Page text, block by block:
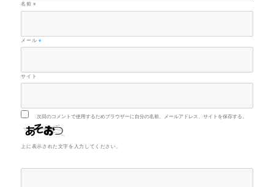
名前※
メール ※
サイト
次回のコメントで使用するためブラウザーに自分の名前、メールアドレス、サイトを保存する。
上に表示された文字を入力してください。